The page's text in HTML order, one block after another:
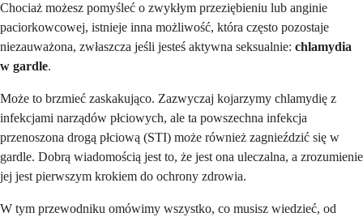
Chociaż możesz pomyśleć o zwykłym przeziębieniu lub anginie
paciorkowcowej, istnieje inna możliwość, która często pozostaje
niezauważona, zwłaszcza jeśli jesteś aktywna seksualnie: chlamydia
w gardle.
Może to brzmieć zaskakująco. Zazwyczaj kojarzymy chlamydię z
infekcjami narządów płciowych, ale ta powszechna infekcja
przenoszona drogą płciową (STI) może również zagnieździć się w
gardle. Dobrą wiadomością jest to, że jest ona uleczalna, a zrozumienie
jej jest pierwszym krokiem do ochrony zdrowia.
W tym przewodniku omówimy wszystko, co musisz wiedzieć, od